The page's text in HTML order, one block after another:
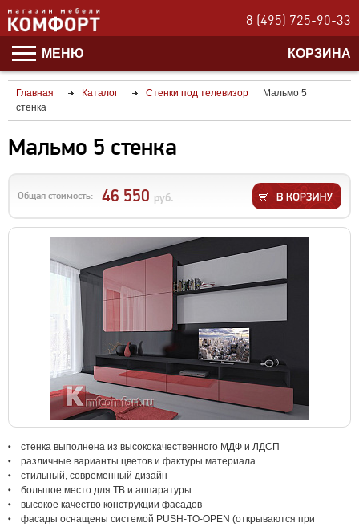
8 (495) 725-90-33
МЕНЮ КОРЗИНА
Главная Каталог Стенки под телевизор
Мальмо 5
стенка
Мальмо 5 стенка
Общая стоимость: 46 550 руб.
стенка выполнена из высококачественного МДФ и ЛДСП
различные варианты цветов и фактуры материала
стильный, современный дизайн
большое место для ТВ и аппаратуры
высокое качество конструкции фасадов
фасады оснащены системой PUSH-TO-OPEN (открываются при